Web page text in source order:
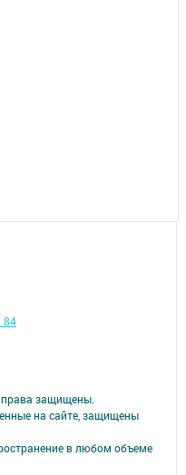
права защищены.
на сайте, защищены
в любом объеме
84